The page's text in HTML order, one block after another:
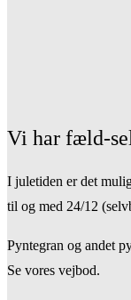
Vi har fæld-
I juletiden er det
til og med 24/12
Pyntegran og andet
Se vores vejbod.